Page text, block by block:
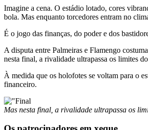
Imagine a cena. O estádio lotado, cores
bola. Mas enquanto torcedores entram no
É o jogo das finanças, do poder e dos
A disputa entre Palmeiras e Flamengo
nesta final, a rivalidade ultrapassa os limites
À medida que os holofotes se voltam para o
financeiro.
Mas nesta final, a rivalidade ultrapassa os